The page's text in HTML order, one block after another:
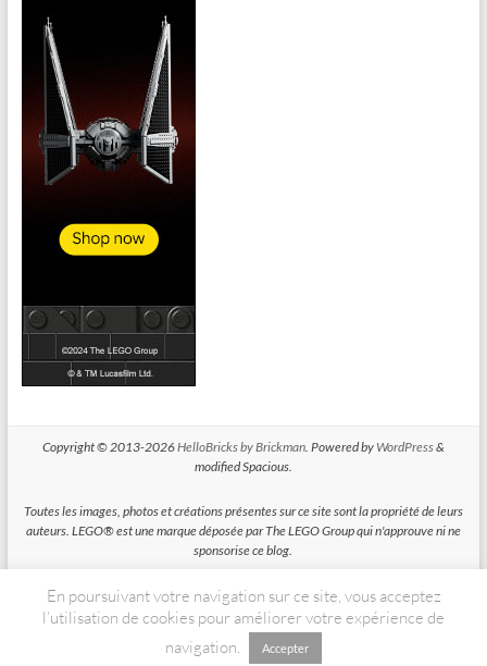
Copyright © 2013-2026HelloBricks by Brickman. Powered by WordPress&
modified Spacious.
Toutes les images, photos et créations présentes sur ce site sont la propriété de leurs
auteurs. LEGO® est une marque déposée par The LEGO Group qui n'approuve ni ne
sponsorise ce blog.
HelloBricks participe au Programme Partenaires d'Amazon EU, un programme
d'affiliation conçu pour permettre à des sites de percevoir une rémunération grace à
la création de liens vers Amazon.fr
En poursuivant votre navigation sur ce site, vous acceptez
l’utilisation de cookies pour améliorer votre expérience de
navigation.
Accepter